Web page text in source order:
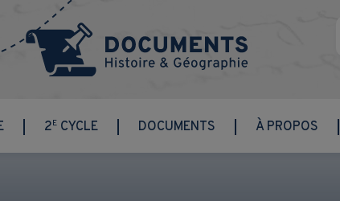
2E CYCLE DOCUMENTS À PROPOS